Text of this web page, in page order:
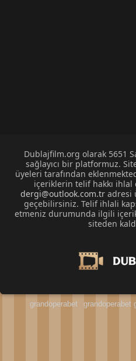
Dublajfilm.org olarak 5651
sağlayıcı bir platformuz.
üyeleri tarafından
içeriklerin telif hakkı
dergi@outlook.com.tr adresi
geçebilirsiniz. Telif ihlali
etmeniz durumunda ilgili
siteden
grandoperabet grandoperabet